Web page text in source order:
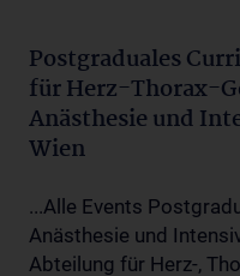
Postgraduales
für Herz-Thorax-
Anästhesie und
Wien
...Alle Events
Anästhesie und
Abteilung für Herz-,